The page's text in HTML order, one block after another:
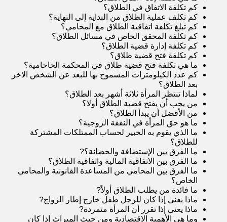
كم تكلفة الاتفاق في الطلاق؟
كم تكلف عملية الطلاق من البداية إلى النهاية؟
كم تبلغ تكلفة اتفاقية الطلاق مع المحامي؟
كم تكلفة المحقق الخاص في مسائل الطلاق؟
كم تكلفة إدارة قضية الطلاق؟
كم تكلفة فتح قضية طلاق؟
ما هي تكلفة فتح قضية طلاق في المحكمة الحاخامية؟
كم عدد الكيلومترات المسموح بها للبعد عن الشخص الاخر
بعد الطلاق؟
لماذا تنتظر المرأة ثلاثة أشهر بعد الطلاق؟
من يجب أن يفتح قضية الطلاق أول؟
من الأفضل أن يبدأ الطلاق؟
ما هو حق المرأة في النفقة الزوجية؟
ما الذي يقوم به الخبير لحساب الممتلكات المشتركة
للطلاق؟
ما الفرق بين الإستضافة والحضانة؟?
ما الفرق بين الاتفاقية المالية واتفاقية الطلاق؟
ما الفرق بين المحامي من المساعدة القانونية والمحامي
الخاص؟
ما فائدة من يطلب الطلاق أولاً?
ماذا يعني إذا كان للرجل طفل خارج إطار الزواج?
ماذا يعني إذا تقرر أن المرأة متمردة?
وما هي الأهمية الاقتصادية ومن حيث الميراث إذا كان